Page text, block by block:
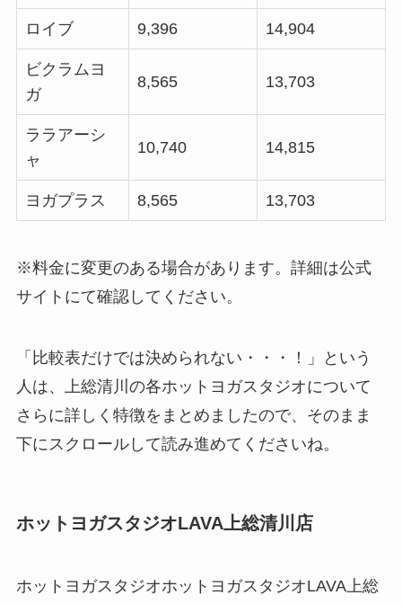
ロイブ 9,396 14,904
ビクラムヨ
ガ
8,565 13,703
ララアーシ
ャ
10,740 14,815
ヨガプラス 8,565 13,703
※料金に変更のある場合があります。詳細は公式
サイトにて確認してください。
「比較表だけでは決められない・・・！」という
人は、上総清川の各ホットヨガスタジオについて
さらに詳しく特徴をまとめましたので、そのまま
下にスクロールして読み進めてくださいね。
ホットヨガスタジオLAVA上総清川店
ホットヨガスタジオホットヨガスタジオLAVA上総